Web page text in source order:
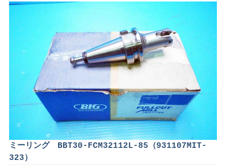
ミーリング BBT30-FCM32112L-85（931107MIT-
323）